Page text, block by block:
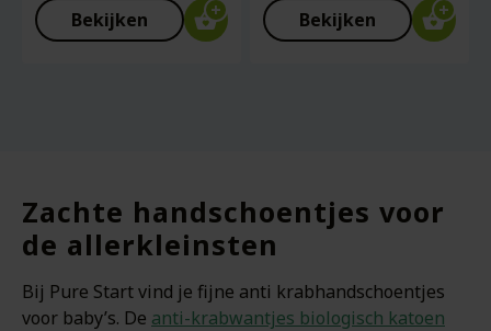
Bekijken
Bekijken
Zachte handschoentjes voor
de allerkleinsten
Bij Pure Start vind je fijne anti krabhandschoentjes
voor baby’s. De anti-krabwantjes biologisch katoen